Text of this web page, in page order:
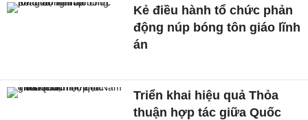
Kẻ điều hành tổ chức phản
động núp bóng tôn giáo lĩnh
án
Triển khai hiệu quả Thỏa
thuận hợp tác giữa Quốc